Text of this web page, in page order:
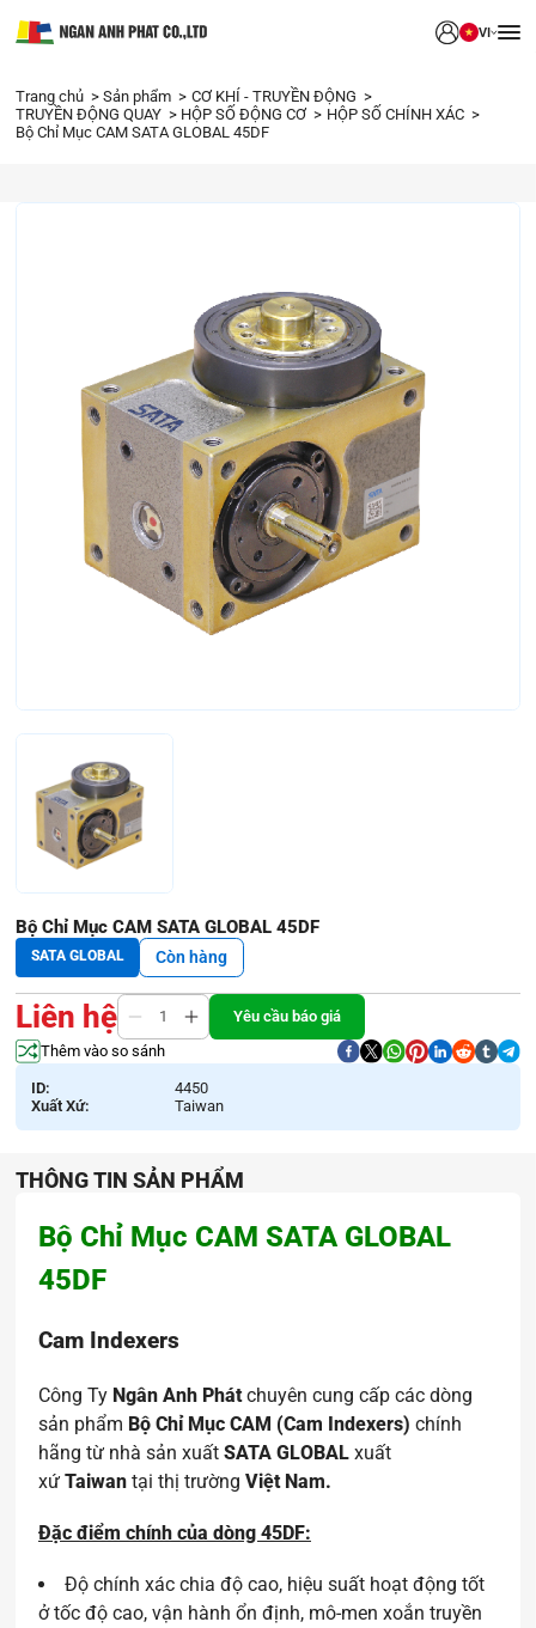
VI
Trang chủ Sản phẩm
CƠ KHÍ - TRUYỀN ĐỘNG
TRUYỀN ĐỘNG QUAY
HỘP SỐ ĐỘNG CƠ
HỘP SỐ CHÍNH XÁC
Bộ Chỉ Mục CAM SATA GLOBAL 45DF
Bộ Chỉ Mục CAM SATA GLOBAL 45DF
SATA GLOBAL Còn hàng
Liên hệ
Yêu cầu báo giá
Thêm vào so sánh
ID:
4450
Xuất Xứ:
Taiwan
THÔNG TIN SẢN PHẨM
Bộ Chỉ Mục CAM SATA GLOBAL
45DF
Cam Indexers
Công Ty Ngân Anh Phátchuyên cung cấp các dòng
sản phẩm Bộ Chỉ Mục CAM (Cam Indexers) chính
hãng từ nhà sản xuấtSATA GLOBALxuất
xứ Taiwan tại thị trường Việt Nam.
Đặc điểm chính của dòng 45DF:
Độ chính xác chia độ cao, hiệu suất hoạt động tốt
ở tốc độ cao, vận hành ổn định, mô-men xoắn truyền